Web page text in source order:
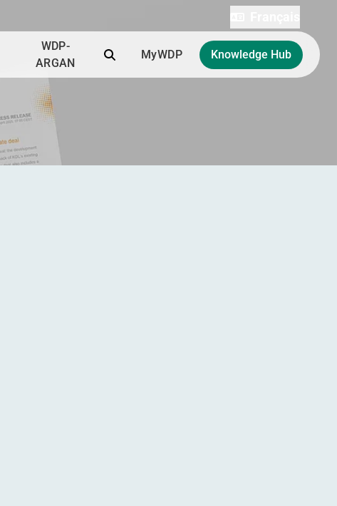
WDP-
ARGAN
Recherchez
MyWDP Knowledge Hub
d'euros